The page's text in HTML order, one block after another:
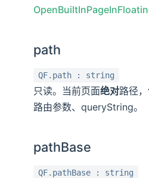
path
QF.path : string
只读。当前页面绝对路径，
路由参数、queryString。
pathBase
QF.pathBase : string